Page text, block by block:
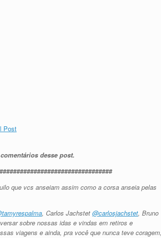
desse post.
que vcs anseiam assim como a corsa anseia pelas
, Carlos Jachstet @carlosjachstet, Bruno
sobre nossas idas e vindas em retiros e
viagens e ainda, pra você que nunca teve